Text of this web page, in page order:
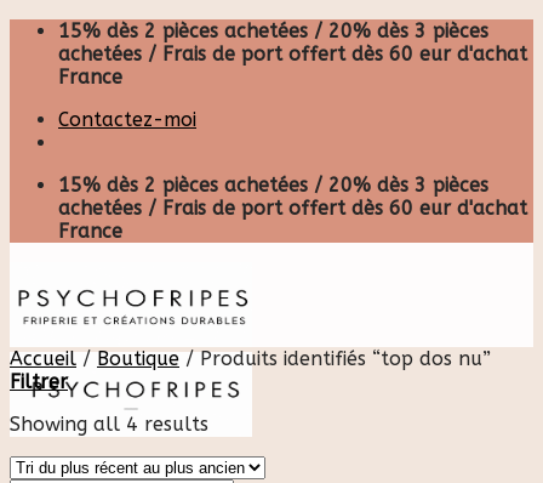
Skip
content
15% dès 2 pièces achetées / 20% dès 3 pièces
achetées / Frais de port offert dès 60 eur d'achat
France
Contactez-moi
15% dès 2 pièces achetées / 20% dès 3 pièces
achetées / Frais de port offert dès 60 eur d'achat
France
Accueil / Boutique /Produits identifiés “top dos nu”
Filtrer
Showing all 4 results